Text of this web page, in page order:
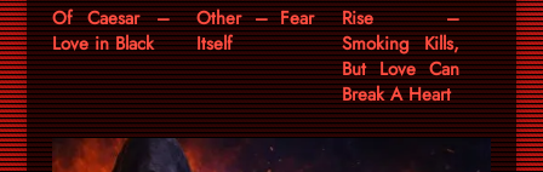
Of Caesar –
Love in Black
Other – Fear
Itself
Rise –
Smoking Kills,
But Love Can
Break A Heart